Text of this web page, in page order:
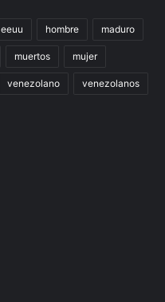
eeuu hombre maduro
muertos mujer
venezolano venezolanos